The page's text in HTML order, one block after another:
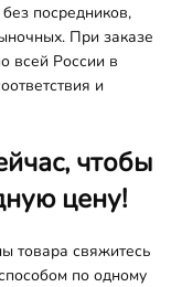
посредников,
При заказе
всей России в
и
чтобы
цену!
товара свяжитесь
по одному